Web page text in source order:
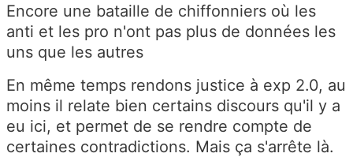
Encore une bataille de chiffonniers où les
anti et les pro n'ont pas plus de données les
uns que les autres
En même temps rendons justice à exp 2.0, au
moins il relate bien certains discours qu'il y a
eu ici, et permet de se rendre compte de
certaines contradictions. Mais ça s'arrête là.